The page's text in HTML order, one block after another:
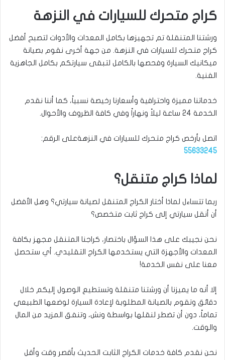
كراج متحرك للسيارات في النزهة
ورشتنا المتنقلة تم تجهيزها بكامل المعدات والأدوات لتصبح أفضل
كراج متحرك للسيارات في النزهة. من جهة أخرى نقوم بصيانة
ميكانيك السيارة وفحصها بالكامل لتبقى سيارتكم بكامل الجاهزية
الفنية.
خدماتنا مميزة واحترافية وأسعارنا رخيصة نسبياً، كما أننا نقدم
الخدمة 24 ساعة ليلاً ونهاراً وفي كافة الظروف والأحوال.
اتصل بأرخص كراج متحرك للسيارات في النزهةعلى الرقم:
55633245
لماذا كراج متنقل؟
ربما تتساءل لماذا أختار الكراج المتنقل لصيانة سيارتي؟ وهل الأفضل
أن أنقل سيارتي إلى كراج ثابت متخصص؟
نحن نجيبك على هذا السؤال باختصار، كراجنا المتنقل مجهز بكافة
المعدات والأجهزة التي يستخدمها الكراج التقليدي. أي ستحصل
معنا على نفس الخدمة!
إلا أنه ما يميزنا أن ورشتنا متنقلة وتستطيع الوصول إليكم خلال
دقائق وتقوم بالصيانة المطلوبة لإعادة السيارة لوضعها الطبيعي
تماماً، دون أن تضطر لنقلها بواسطة ونش، وتنفق المزيد من المال
والوقت.
نحن نقدم كافة خدمات الكراج الثابت الحديث بأقصر وقت وأقل